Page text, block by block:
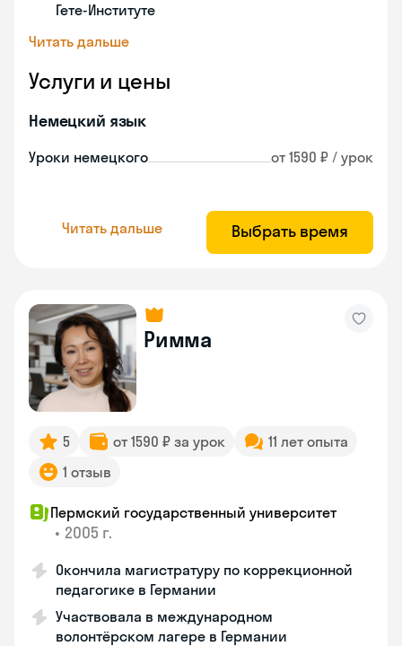
Гете-Институте
Читать дальше
Услуги и цены
Немецкий язык
Уроки немецкого от 1590 ₽ / урок
Читать дальше Выбрать время
Римма
5 от 1590 ₽ за урок
11 лет опыта
1 отзыв
Пермский государственный университет
• 2005 г.
Окончила магистратуру по коррекционной
педагогике в Германии
Участвовала в международном
волонтёрском лагере в Германии